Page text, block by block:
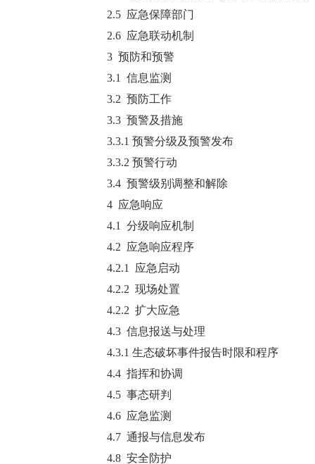
2.5 应急保障部门
2.6 应急联动机制
3 预防和预警
3.1 信息监测
3.2 预防工作
3.3 预警及措施
3.3.1 预警分级及预警发布
3.3.2 预警行动
3.4 预警级别调整和解除
4 应急响应
4.1 分级响应机制
4.2 应急响应程序
4.2.1 应急启动
4.2.2 现场处置
4.2.2 扩大应急
4.3 信息报送与处理
4.3.1 生态破坏事件报告时限和程序
4.4 指挥和协调
4.5 事态研判
4.6 应急监测
4.7 通报与信息发布
4.8 安全防护